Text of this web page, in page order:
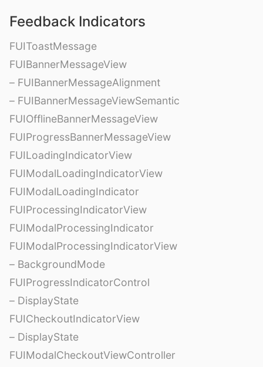
Feedback Indicators
FUIToastMessage
FUIBannerMessageView
– FUIBannerMessageAlignment
– FUIBannerMessageViewSemantic
FUIOfflineBannerMessageView
FUIProgressBannerMessageView
FUILoadingIndicatorView
FUIModalLoadingIndicatorView
FUIModalLoadingIndicator
FUIProcessingIndicatorView
FUIModalProcessingIndicator
FUIModalProcessingIndicatorView
– BackgroundMode
FUIProgressIndicatorControl
– DisplayState
FUICheckoutIndicatorView
– DisplayState
FUIModalCheckoutViewController